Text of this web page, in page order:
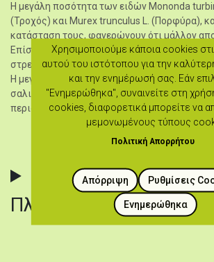
Η μεγάλη ποσότητα των ειδών Mononda
(Τροχός) και Murex trunculus L. (Πορφύρα),
κατάσταση τους, φανερώνουν ότι μάλλον
Επίσης, φαίνεται οι κάτοικοι να
στρείδια, καθώς και χερσαία σαλιγκάρια
Η μεγάλη συχνότητα του μεγαλύτερου είδους
σαλιγκαριού (Helix aperta) στις οικίες της
περιόδου υποδηλώνει την πιθανή χρήση
Συμπληρωματικές
Πληροφορίες &
Χρησιμοποιούμε κάποια cookies
αυτού του ιστότοπου για την
και την ενημέρωσή σας. Εάν
"Ενημερώθηκα", συναινείτε στη
cookies, διαφορετικά μπορείτε να
μεμονωμένους τύπους
Πολιτική Απορρήτου
Ρυθμίσεις
Απόρριψη
Ενημερώθηκα